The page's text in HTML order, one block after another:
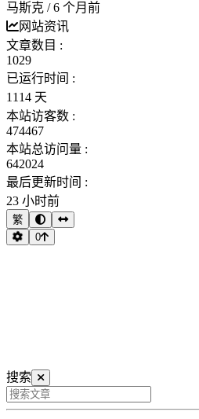
马斯克 /6 个月前
网站资讯
文章数目 :
1029
已运行时间 :
1114 天
本站访客数 :
474467
本站总访问量 :
642024
最后更新时间 :
23 小时前
繁
0
搜索